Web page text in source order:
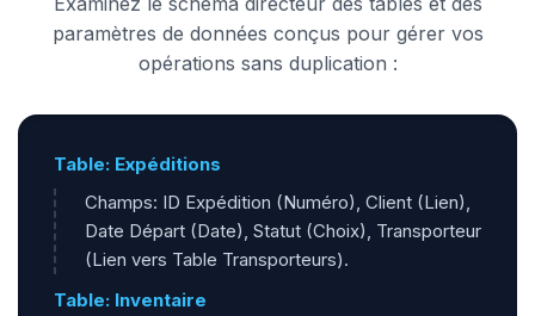
paramètres de données conçus pour gérer vos
opérations sans duplication :
Table: Expéditions
Champs: ID Expédition (Numéro), Client (Lien),
Date Départ (Date), Statut (Choix), Transporteur
(Lien vers Table Transporteurs).
Table: Inventaire